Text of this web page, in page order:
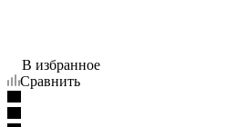
В избранное
Сравнить